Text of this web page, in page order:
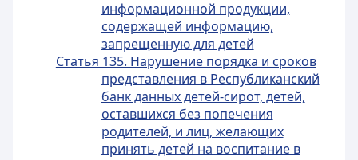
информационной продукции,
содержащей информацию,
запрещенную для детей
Статья 135. Нарушение порядка и сроков
представления в Республиканский
банк данных детей-сирот, детей,
оставшихся без попечения
родителей, и лиц, желающих
принять детей на воспитание в